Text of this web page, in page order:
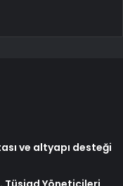
ve altyapı desteği